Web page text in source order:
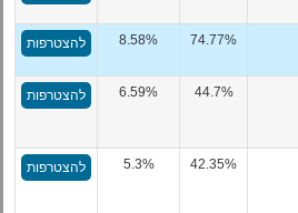
74.77%
8.58% להצטרפות
44.7%
6.59% להצטרפות
42.35%
5.3% להצטרפות